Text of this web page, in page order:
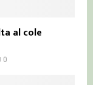
al cole
0